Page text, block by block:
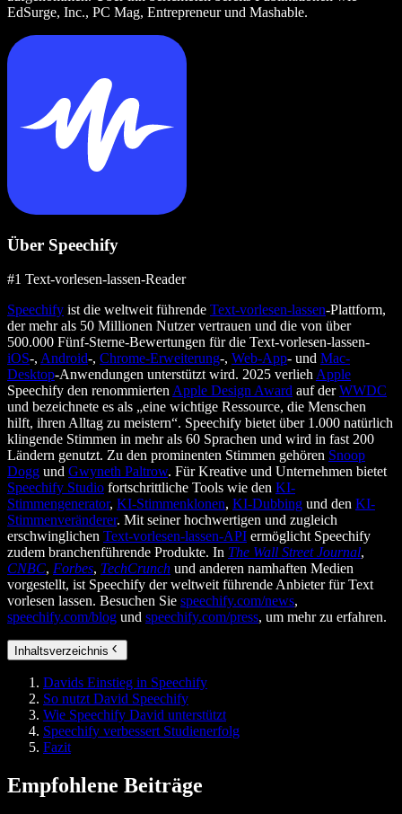
EdSurge, Inc., PC Mag, Entrepreneur und Mashable.
Über Speechify
#1 Text-vorlesen-lassen-Reader
Speechify ist die weltweit führende Text-vorlesen-lassen-Plattform,
der mehr als 50 Millionen Nutzer vertrauen und die von über
500.000 Fünf-Sterne-Bewertungen für die Text-vorlesen-lassen-
iOS-, Android-, Chrome-Erweiterung-, Web-App- und Mac-
Desktop-Anwendungen unterstützt wird. 2025 verliehApple
Speechify den renommiertenApple Design Award auf derWWDC
und bezeichnete es als „eine wichtige Ressource, die Menschen
hilft, ihren Alltag zu meistern“. Speechify bietet über 1.000 natürlich
klingende Stimmen in mehr als 60 Sprachen und wird in fast 200
Ländern genutzt. Zu den prominenten Stimmen gehören Snoop
Dogg und Gwyneth Paltrow. Für Kreative und Unternehmen bietet
Speechify Studio fortschrittliche Tools wie den KI-
Stimmengenerator, KI-Stimmenklonen, KI-Dubbing und den KI-
Stimmenveränderer. Mit seiner hochwertigen und zugleich
erschwinglichen Text-vorlesen-lassen-API ermöglicht Speechify
zudem branchenführende Produkte. In The Wall Street Journal,
CNBC, Forbes, TechCrunch und anderen namhaften Medien
vorgestellt, ist Speechify der weltweit führende Anbieter für Text
vorlesen lassen. Besuchen Sie speechify.com/news,
speechify.com/blog und speechify.com/press, um mehr zu erfahren.
Inhaltsverzeichnis
Davids Einstieg in Speechify
So nutzt David Speechify
Wie Speechify David unterstützt
Speechify verbessert Studienerfolg
Fazit
Empfohlene Beiträge